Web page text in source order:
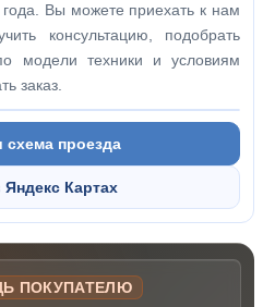
Вы можете приехать к нам
консультацию, подобрать
модели техники и условиям
заказ.
схема проезда
Картах
ПОКУПАТЕЛЮ